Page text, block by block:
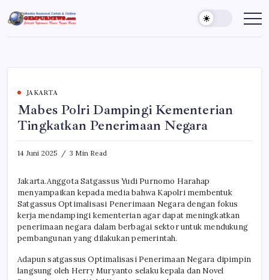
to
content
Gempur
News
Jelajah
Dunia
JAKARTA
Mabes Polri Dampingi Kementerian
Tingkatkan Penerimaan Negara
14 Juni 2025 3 Min Read
Jakarta.Anggota Satgassus Yudi Purnomo Harahap
menyampaikan kepada media bahwa Kapolri membentuk
Satgassus Optimalisasi Penerimaan Negara dengan fokus
kerja mendampingi kementerian agar dapat meningkatkan
penerimaan negara dalam berbagai sektor untuk mendukung
pembangunan yang dilakukan pemerintah.
Adapun satgassus Optimalisasi Penerimaan Negara dipimpin
langsung oleh Herry Muryanto selaku kepala dan Novel